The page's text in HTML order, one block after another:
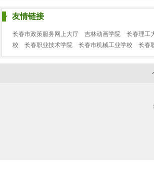
友情链接
长春市政策服务网上大厅 吉林动画学院 长春理工
校
长春职业技术学院 长春市机械工业学校 长春